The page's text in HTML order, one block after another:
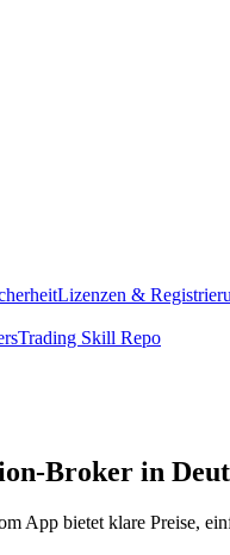
Lizenzen &
Trading Skill Repo
Broker in
App bietet klare Preise,